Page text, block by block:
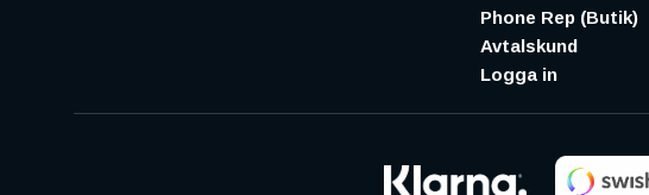
Phone Rep (Butik)
Avtalskund
Logga in